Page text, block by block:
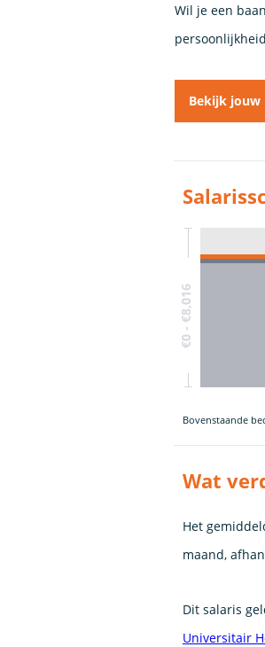
Wil je een
Bekijk jouw
€0 - €8,016
Bovenstaande
Wat
Het
maand,
Dit salaris
Universitair